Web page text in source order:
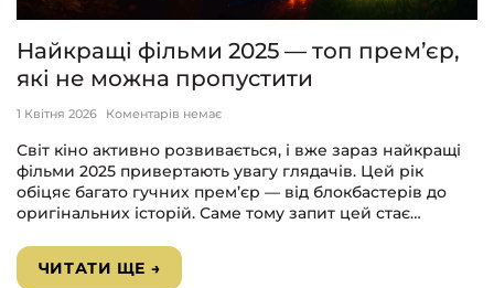
Найкращі фільми 2025 — топ прем’єр,
які не можна пропустити
1 Квітня 2026 Коментарів немає
Світ кіно активно розвивається, і вже зараз найкращі
фільми 2025 привертають увагу глядачів. Цей рік
обіцяє багато гучних прем’єр — від блокбастерів до
оригінальних історій. Саме тому запит цей стає…
ЧИТАТИ ЩЕ →